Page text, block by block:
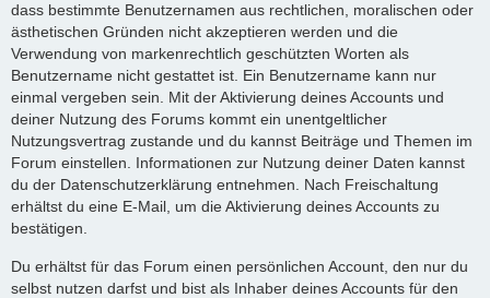
dass bestimmte Benutzernamen aus rechtlichen, moralischen oder
ästhetischen Gründen nicht akzeptieren werden und die
Verwendung von markenrechtlich geschützten Worten als
Benutzername nicht gestattet ist. Ein Benutzername kann nur
einmal vergeben sein. Mit der Aktivierung deines Accounts und
deiner Nutzung des Forums kommt ein unentgeltlicher
Nutzungsvertrag zustande und du kannst Beiträge und Themen im
Forum einstellen. Informationen zur Nutzung deiner Daten kannst
du der Datenschutzerklärung entnehmen. Nach Freischaltung
erhältst du eine E-Mail, um die Aktivierung deines Accounts zu
bestätigen.
Du erhältst für das Forum einen persönlichen Account, den nur du
selbst nutzen darfst und bist als Inhaber deines Accounts für den